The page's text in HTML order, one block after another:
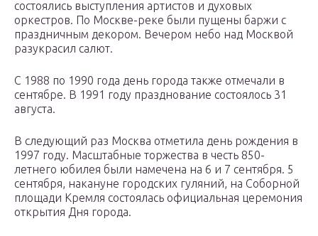
состоялись выступления артистов и духовых
оркестров. По Москве-реке были пущены баржи с
праздничным декором. Вечером небо над Москвой
разукрасил салют.
С 1988 по 1990 года день города также отмечали в
сентябре. В 1991 году празднование состоялось 31
августа.
В следующий раз Москва отметила день рождения в
1997 году. Масштабные торжества в честь 850-
летнего юбилея были намечена на 6 и 7 сентября. 5
сентября, накануне городских гуляний, на Соборной
площади Кремля состоялась официальная церемония
открытия Дня города.